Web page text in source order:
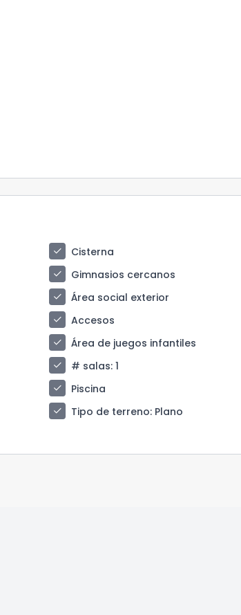
check
Cisterna
check
Gimnasios cercanos
check
Área social exterior
check
Accesos
check
Área de juegos infantiles
check # salas: 1
check
Piscina
check Tipo de terreno: Plano